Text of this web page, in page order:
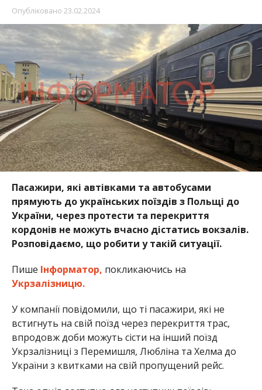
Опубліковано 23.02.2024
Пасажири, які автівками та автобусами
прямують до українських поїздів з Польщі до
України, через протести та перекриття
кордонів не можуть вчасно дістатись вокзалів.
Розповідаємо, що робити у такій ситуації.
Пише Інформатор, покликаючись на
Укрзалізницю.
У компанії повідомили, що ті пасажири, які не
встигнуть на свій поїзд через перекриття трас,
впродовж доби можуть сісти на інший поїзд
Укрзалізниці з Перемишля, Любліна та Хелма до
України з квитками на свій пропущений рейс.